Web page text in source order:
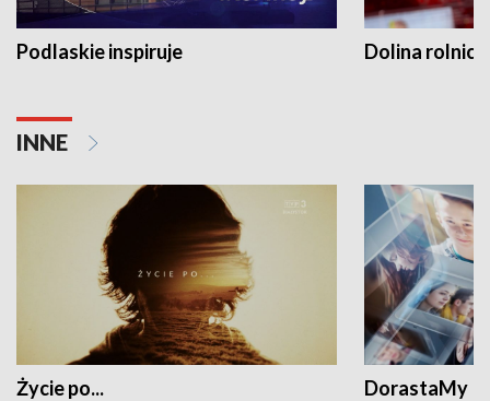
Podlaskie inspiruje Dolina
INNE
Życie po... DorastaMy